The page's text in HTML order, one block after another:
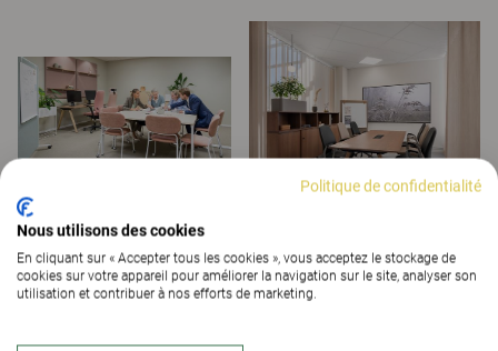
Politique de confidentialité
Nous utilisons des cookies
En cliquant sur « Accepter tous les cookies », vous acceptez le stockage de
cookies sur votre appareil pour améliorer la navigation sur le site, analyser son
utilisation et contribuer à nos efforts de marketing.